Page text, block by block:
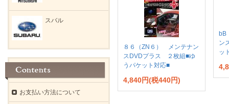
８６（ZN６） メンテナン
スDVDプラス ２枚組■ゆ
うパケット対応■
4,840円(税440円)
bB
ン
ッ
スバル
お支払い方法について